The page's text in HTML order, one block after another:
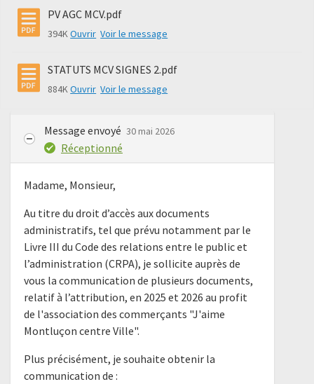
PV AGC MCV.pdf
394KOuvrir Voir le message
STATUTS MCV SIGNES 2.pdf
884KOuvrir Voir le message
Message envoyé 30 mai 2026
Réceptionné
Madame, Monsieur,
Au titre du droit d’accès aux documents
administratifs, tel que prévu notamment par le
Livre III du Code des relations entre le public et
l’administration (CRPA), je sollicite auprès de
vous la communication de plusieurs documents,
relatif à l’attribution, en 2025 et 2026 au profit
de l'association des commerçants "J'aime
Montluçon centre Ville".
Plus précisément, je souhaite obtenir la
communication de :